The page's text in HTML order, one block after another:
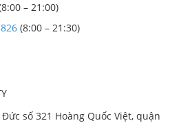
– 21:00)
(8:00 – 21:30)
số 321 Hoàng Quốc Việt, quận